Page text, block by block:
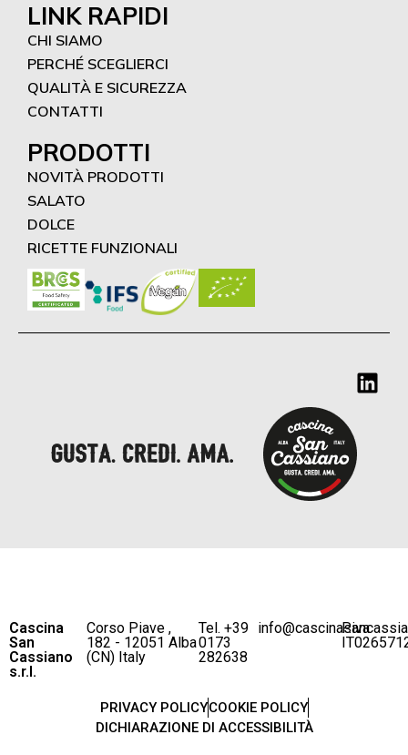
LINK RAPIDI
CHI SIAMO
PERCHÉ SCEGLIERCI
QUALITÀ E SICUREZZA
CONTATTI
PRODOTTI
NOVITÀ PRODOTTI
SALATO
DOLCE
RICETTE FUNZIONALI
Cascina
San
Cassiano
s.r.l.
Corso Piave ,
182 - 12051 Alba
(CN) Italy
Tel. +39
0173
282638
P.iva
PRIVACY POLICYCOOKIE POLICY
DICHIARAZIONE DI ACCESSIBILITÀ